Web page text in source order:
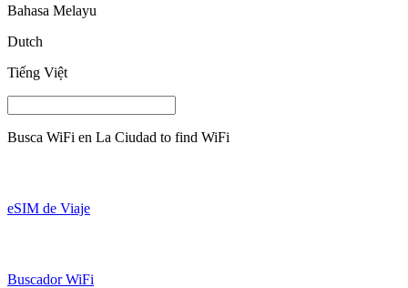
Bahasa Melayu
Dutch
Tiếng Việt
Busca WiFi en La Ciudad to find WiFi
eSIM de Viaje
Buscador WiFi